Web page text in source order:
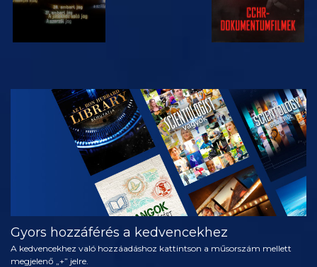
MŰSORNÉZÉS
A SOROZAT
RÉSZEI
Gyors hozzáférés a kedvencekhez
A kedvencekhez való hozzáadáshoz kattintson a műsorszám mellett
megjelenő „+” jelre.